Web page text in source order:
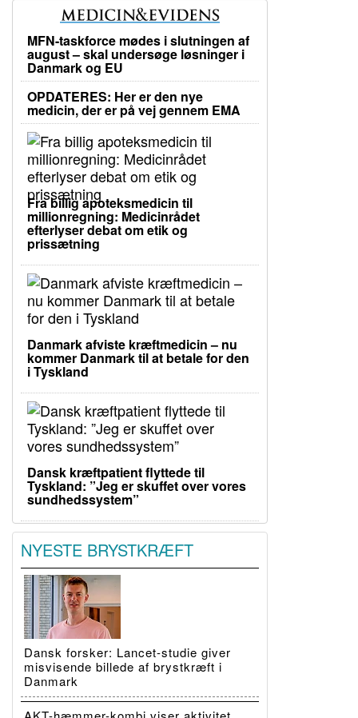
MFN-taskforce mødes i slutningen af
august – skal undersøge løsninger i
Danmark og EU
OPDATERES: Her er den nye
medicin, der er på vej gennem EMA
Fra billig apoteksmedicin til
millionregning: Medicinrådet
efterlyser debat om etik og
prissætning
Danmark afviste kræftmedicin – nu
kommer Danmark til at betale for den
i Tyskland
Dansk kræftpatient flyttede til
Tyskland: ”Jeg er skuffet over vores
sundhedssystem”
NYESTE BRYSTKRÆFT
Dansk forsker: Lancet-studie giver
misvisende billede af brystkræft i
Danmark